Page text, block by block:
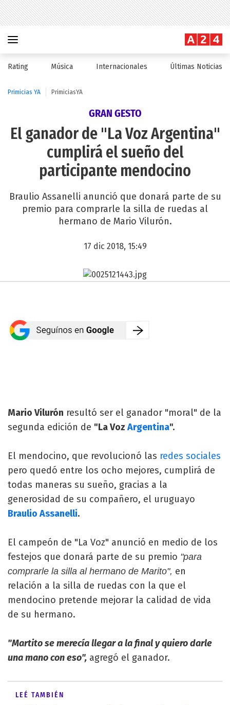
Rating Música Internacionales Últimas Noticias
Primicias YA PrimiciasYA
GRAN GESTO
El ganador de "La Voz Argentina"
cumplirá el sueño del
participante mendocino
Braulio Assanelli anunció que donará parte de su
premio para comprarle la silla de ruedas al
hermano de Mario Vilurón.
17 dic 2018, 15:49
Mario Vilurón resultó ser el ganador "moral" de la
segunda edición de "La Voz Argentina".
El mendocino, que revolucionó las redes sociales
pero quedó entre los ocho mejores, cumplirá de
todas maneras su sueño, gracias a la
generosidad de su compañero, el uruguayo
Braulio Assanelli.
El campeón de "La Voz" anunció en medio de los
festejos que donará parte de su premio "para
comprarle la silla al hermano de Marito", en
relación a la silla de ruedas con la que el
mendocino pretende mejorar la calidad de vida
de su hermano.
"Martito se merecía llegar a la final y quiero darle
una mano con eso", agregó el ganador.
LEÉ TAMBIÉN